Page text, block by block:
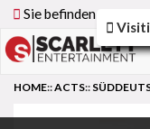
Sie befinden sich auf
HOME::ACTS::